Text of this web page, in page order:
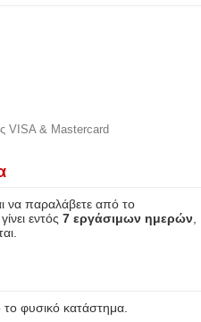
VISA & Mastercard
να παραλάβετε από το
εντός 7 εργάσιμων ημερών
το φυσικό κατάστημα.